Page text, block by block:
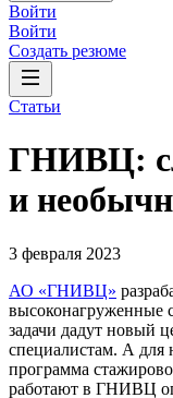
Войти
Войти
Создать резюме
Статьи
ГНИВЦ:
и
3 февраля 2023
АО «ГНИВЦ»
высоконагруженные
задачи дадут новый
специалистам. А для
программа
работают в ГНИВЦ